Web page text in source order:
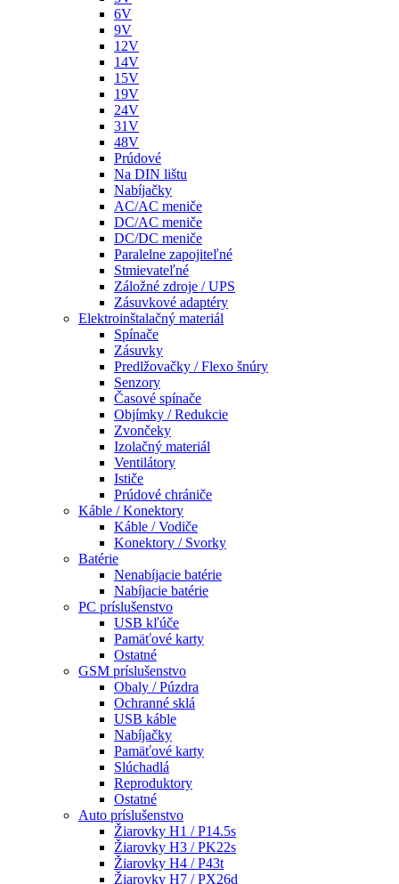
6V
9V
12V
14V
15V
19V
24V
31V
48V
Prúdové
Na DIN lištu
Nabíjačky
AC/AC meniče
DC/AC meniče
DC/DC meniče
Paralelne zapojiteľné
Stmievateľné
Záložné zdroje / UPS
Zásuvkové adaptéry
Elektroinštalačný materiál
Spínače
Zásuvky
Predlžovačky / Flexo šnúry
Senzory
Časové spínače
Objímky / Redukcie
Zvončeky
Izolačný materiál
Ventilátory
Ističe
Prúdové chrániče
Káble / Konektory
Káble / Vodiče
Konektory / Svorky
Batérie
Nenabíjacie batérie
Nabíjacie batérie
PC príslušenstvo
USB kľúče
Pamäťové karty
Ostatné
GSM príslušenstvo
Obaly / Púzdra
Ochranné sklá
USB káble
Nabíjačky
Pamäťové karty
Slúchadlá
Reproduktory
Ostatné
Auto príslušenstvo
Žiarovky H1 / P14.5s
Žiarovky H3 / PK22s
Žiarovky H4 / P43t
Žiarovky H7 / PX26d